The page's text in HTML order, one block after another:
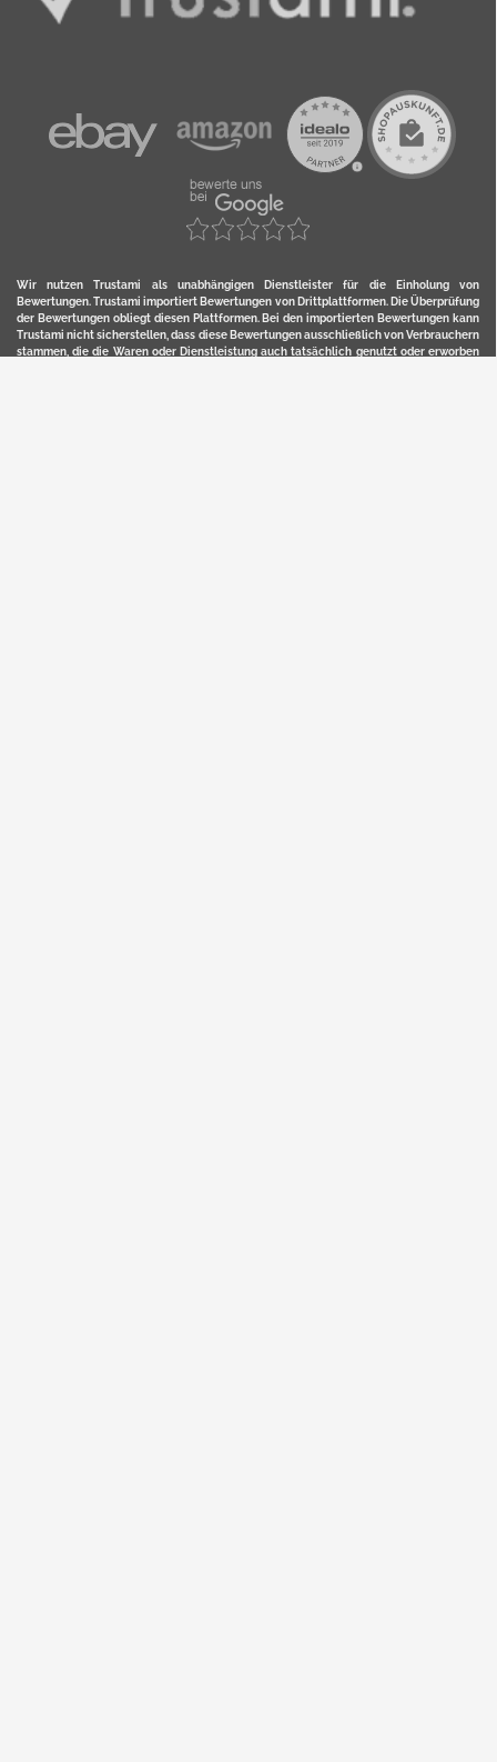
Wir nutzen Trustami als unabhängigen Dienstleister für die Einholung von
Bewertungen. Trustami importiert Bewertungen von Drittplattformen. Die Überprüfung
der Bewertungen obliegt diesen Plattformen. Bei den importierten Bewertungen kann
Trustami nicht sicherstellen, dass diese Bewertungen ausschließlich von Verbrauchern
stammen, die die Waren oder Dienstleistung auch tatsächlich genutzt oder erworben